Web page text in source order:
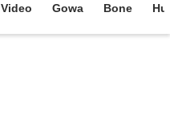
Video Gowa Bone